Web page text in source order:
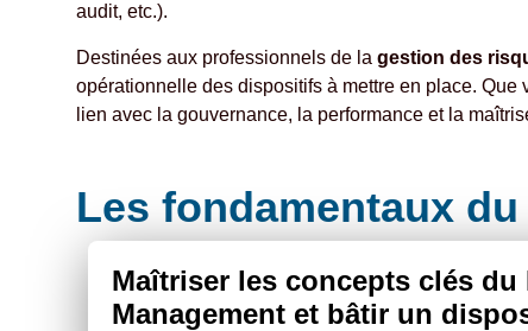
audit, etc.).
Destinées aux professionnels de la gestion des
opérationnelle des dispositifs à mettre en place.
lien avec la gouvernance, la performance et la
Les fondamentaux
Maîtriser les concepts clés du
Management et bâtir un